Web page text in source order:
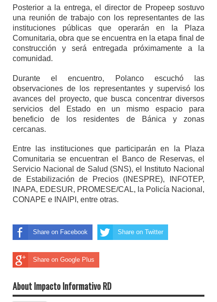
Posterior a la entrega, el director de Propeep sostuvo
una reunión de trabajo con los representantes de las
instituciones públicas que operarán en la Plaza
Comunitaria, obra que se encuentra en la etapa final de
construcción y será entregada próximamente a la
comunidad.
Durante el encuentro, Polanco escuchó las
observaciones de los representantes y supervisó los
avances del proyecto, que busca concentrar diversos
servicios del Estado en un mismo espacio para
beneficio de los residentes de Bánica y zonas
cercanas.
Entre las instituciones que participarán en la Plaza
Comunitaria se encuentran el Banco de Reservas, el
Servicio Nacional de Salud (SNS), el Instituto Nacional
de Estabilización de Precios (INESPRE), INFOTEP,
INAPA, EDESUR, PROMESE/CAL, la Policía Nacional,
CONAPE e INAIPI, entre otras.
Share on Facebook Share on Twitter
Share on Google Plus
About Impacto Informativo RD